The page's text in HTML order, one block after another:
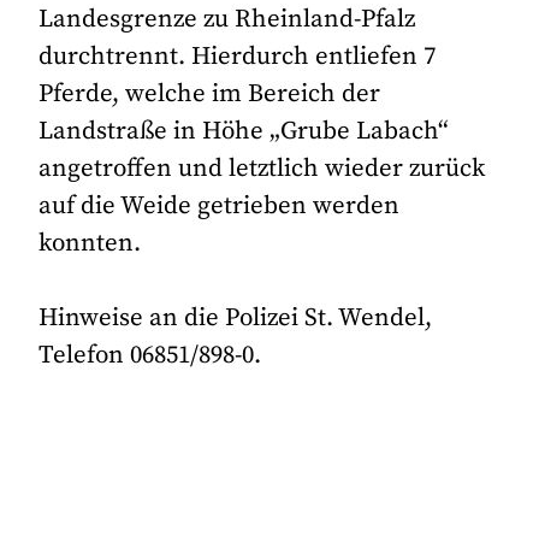
Landesgrenze zu Rheinland-Pfalz
durchtrennt. Hierdurch entliefen 7
Pferde, welche im Bereich der
Landstraße in Höhe „Grube Labach“
angetroffen und letztlich wieder zurück
auf die Weide getrieben werden
konnten.
Hinweise an die Polizei St. Wendel,
Telefon 06851/898-0.